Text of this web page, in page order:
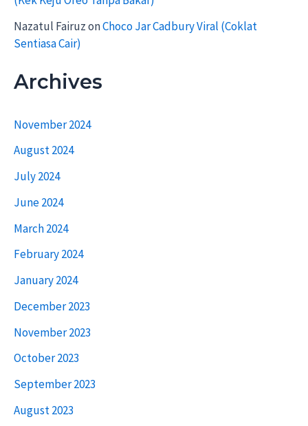
Nazatul FairuzonChoco Jar Cadbury Viral (Coklat
Sentiasa Cair)
Archives
November 2024
August 2024
July 2024
June 2024
March 2024
February 2024
January 2024
December 2023
November 2023
October 2023
September 2023
August 2023